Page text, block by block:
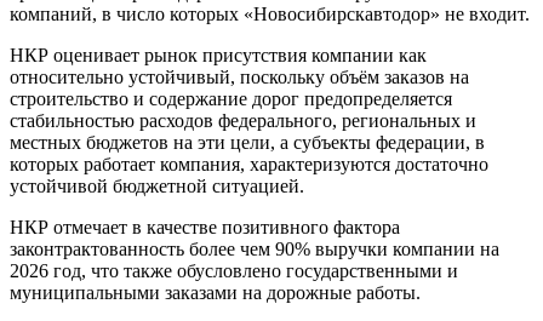
компаний, в число которых «Новосибирскавтодор» не входит.
НКР оценивает рынок присутствия компании как
относительно устойчивый, поскольку объём заказов на
строительство и содержание дорог предопределяется
стабильностью расходов федерального, региональных и
местных бюджетов на эти цели, а субъекты федерации, в
которых работает компания, характеризуются достаточно
устойчивой бюджетной ситуацией.
НКР отмечает в качестве позитивного фактора
законтрактованность более чем 90% выручки компании на
2026 год, что также обусловлено государственными и
муниципальными заказами на дорожные работы.